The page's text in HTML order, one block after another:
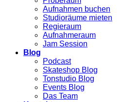
Aufnahmen buchen
Studioräume mieten
Regieraum
Aufnahmeraum
Jam Session
Blog
Podcast
Skateshop Blog
Tonstudio Blog
Events Blog
Das Team